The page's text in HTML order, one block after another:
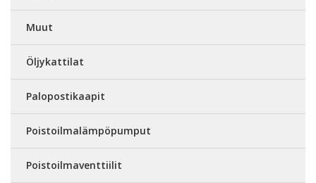
Muut
Öljykattilat
Palopostikaapit
Poistoilmalämpöpumput
Poistoilmaventtiilit